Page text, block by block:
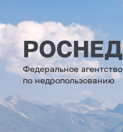
Федеральное агентство
по недропользованию